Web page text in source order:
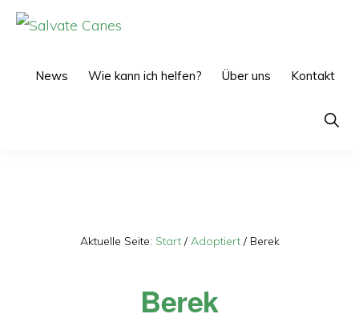
Zur
Zum
News Wie kann ich helfen? Über uns Kontakt
Show
Aktuelle Seite: Start / Adoptiert /Berek
Berek